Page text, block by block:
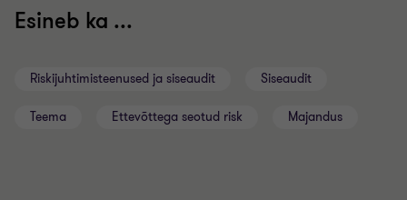
Esineb ka ...
Riskijuhtimisteenused ja siseaudit Siseaudit
Teema Ettevõttega seotud risk Majandus